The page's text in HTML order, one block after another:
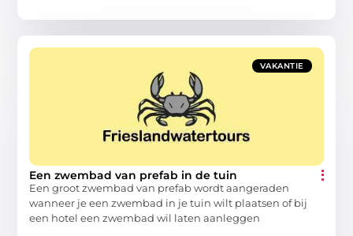
VAKANTIE
Een zwembad van prefab in de tuin
Een groot zwembad van prefab wordt aangeraden
wanneer je een zwembad in je tuin wilt plaatsen of bij
een hotel een zwembad wil laten aanleggen